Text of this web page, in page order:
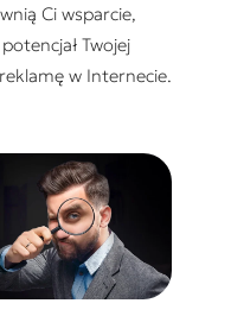
Ci wsparcie,
Twojej
w Internecie.